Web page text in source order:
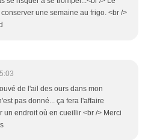
une semaine au frigo. <br />
de l'ail des ours dans mon
pas donné... ça fera l'affaire
un endroit où en cueillir <br /> Merci